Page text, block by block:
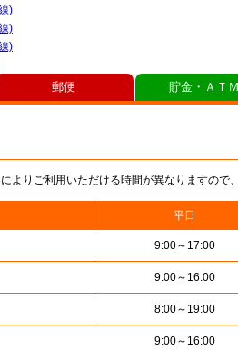
)
)
)
よりご利用いただける時間が異なりますので
平日
9:00～17:00
9:00～16:00
8:00～19:00
9:00～16:00
郵便 貯金・ＡＴ